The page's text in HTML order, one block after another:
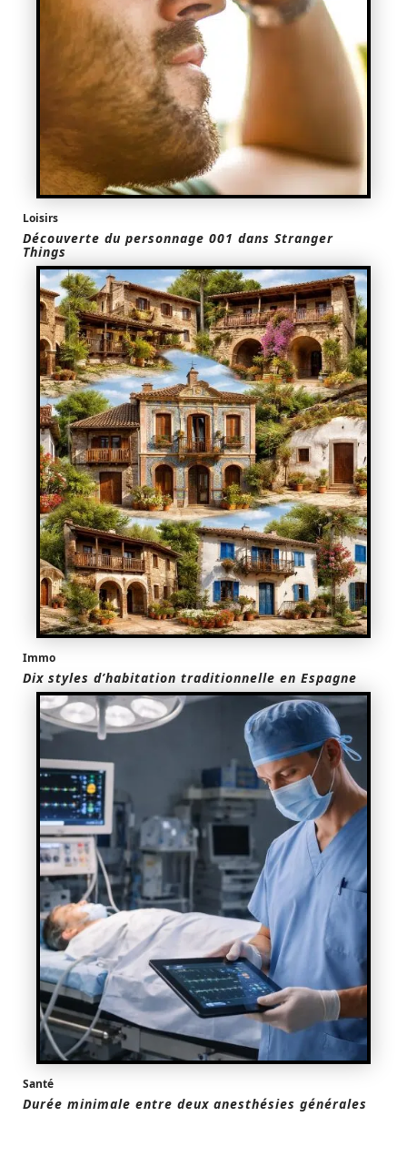
Loisirs
Découverte du personnage 001 dans Stranger
Things
Immo
Dix styles d’habitation traditionnelle en Espagne
Santé
Durée minimale entre deux anesthésies générales